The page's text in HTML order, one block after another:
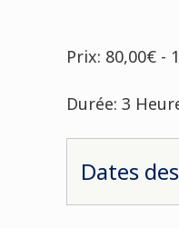
Prix: 80,00€ -
Durée: 3